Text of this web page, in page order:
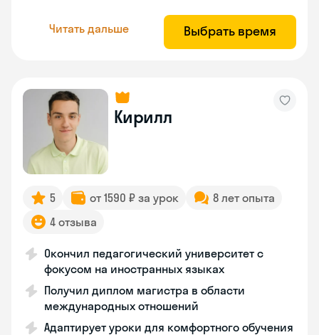
Читать дальше Выбрать время
Кирилл
5 от 1590 ₽ за урок
8 лет опыта
4 отзыва
Окончил педагогический университет с
фокусом на иностранных языках
Получил диплом магистра в области
международных отношений
Адаптирует уроки для комфортного обучения